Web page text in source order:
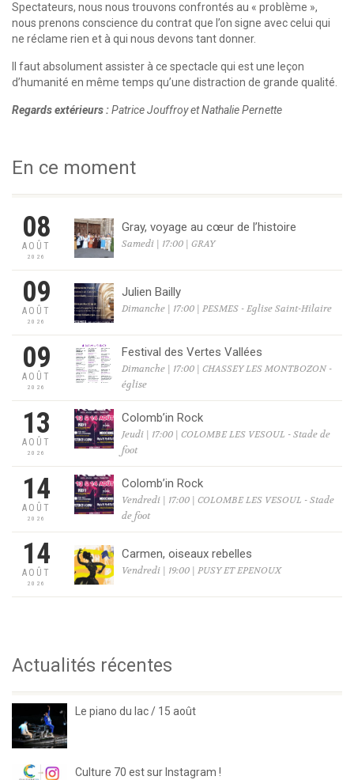
Spectateurs, nous nous trouvons confrontés au « problème »,
nous prenons conscience du contrat que l’on signe avec celui qui
ne réclame rien et à qui nous devons tant donner.
Il faut absolument assister à ce spectacle qui est une leçon
d’humanité en même temps qu’une distraction de grande qualité.
Regards extérieurs :Patrice Jouffroy et Nathalie Pernette
En ce moment
08
AOÛT
2026
Gray, voyage au cœur de l’histoire
Samedi | 17:00 | GRAY
09
AOÛT
2026
Julien Bailly
Dimanche | 17:00 | PESMES - Eglise Saint-Hilaire
09
AOÛT
2026
Festival des Vertes Vallées
Dimanche | 17:00 | CHASSEY LES MONTBOZON -
église
13
AOÛT
2026
Colomb’in Rock
Jeudi | 17:00 | COLOMBE LES VESOUL - Stade de
foot
14
AOÛT
2026
Colomb’in Rock
Vendredi | 17:00 | COLOMBE LES VESOUL - Stade
de foot
14
AOÛT
2026
Carmen, oiseaux rebelles
Vendredi | 19:00 | PUSY ET EPENOUX
Actualités récentes
Le piano du lac / 15 août
Culture 70 est sur Instagram !